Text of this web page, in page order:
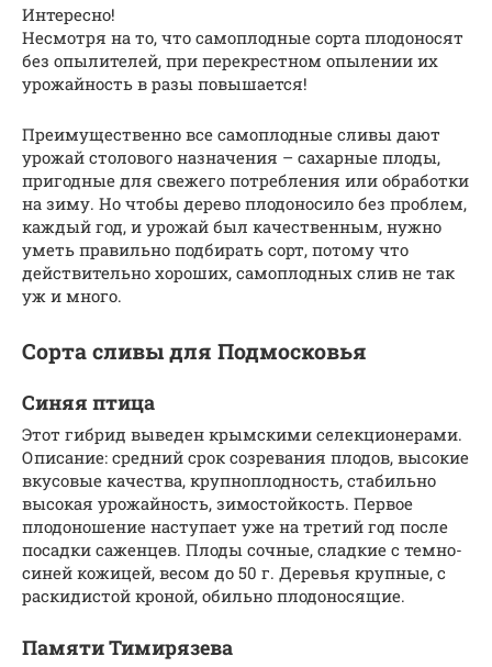
Интересно!
Несмотря на то, что самоплодные сорта плодоносят
без опылителей, при перекрестном опылении их
урожайность в разы повышается!
Преимущественно все самоплодные сливы дают
урожай столового назначения – сахарные плоды,
пригодные для свежего потребления или обработки
на зиму. Но чтобы дерево плодоносило без проблем,
каждый год, и урожай был качественным, нужно
уметь правильно подбирать сорт, потому что
действительно хороших, самоплодных слив не так
уж и много.
Сорта сливы для Подмосковья
Синяя птица
Этот гибрид выведен крымскими селекционерами.
Описание: средний срок созревания плодов, высокие
вкусовые качества, крупноплодность, стабильно
высокая урожайность, зимостойкость. Первое
плодоношение наступает уже на третий год после
посадки саженцев. Плоды сочные, сладкие с темно-
синей кожицей, весом до 50 г. Деревья крупные, с
раскидистой кроной, обильно плодоносящие.
Памяти Тимирязева